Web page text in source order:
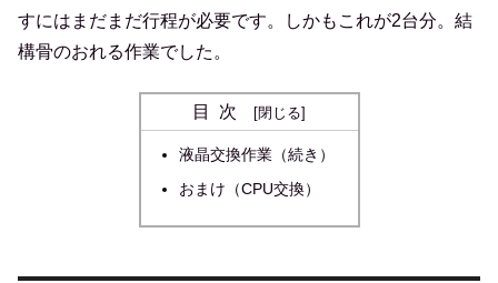
すにはまだまだ行程が必要です。しかもこれが2台分。結
構骨のおれる作業でした。
目次
液晶交換作業（続き）
おまけ（CPU交換）